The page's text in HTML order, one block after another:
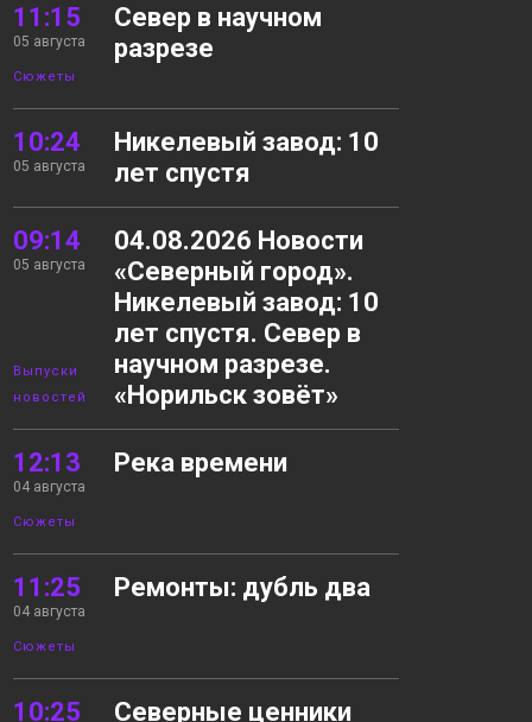
11:15
05 августа
Сюжеты
Север в научном
разрезе
10:24
05 августа
Никелевый завод: 10
лет спустя
09:14
05 августа
Выпуски
новостей
04.08.2026 Новости
«Северный город».
Никелевый завод: 10
лет спустя. Север в
научном разрезе.
«Норильск зовёт»
12:13
04 августа
Сюжеты
Река времени
11:25
04 августа
Сюжеты
Ремонты: дубль два
10:25 Северные ценники